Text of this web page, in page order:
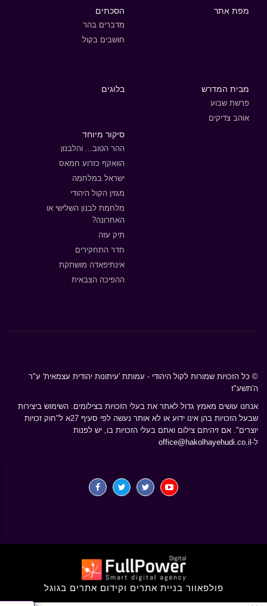
מפת אתר הסכתים
מדברים בהר
חושבים בקול
מבית המדרש
פרשת שבוע
אוהב צדיקים
בלוגים
סיקור מיוחד
ההר הטוב... והלבנון
הוואקף כזרוע חמאס
ישראל במלחמה
מגזין הקול היהודי
מלחמת לבנון השלישי או
האחרונה?
תיק עזה
חדר התחקירים
אינתיפאדה מושתקת
ההפיכה הצבאית
© כל הזכויות שמורות לקול היהודי - עמותת 'עיתונות יהודית עצמאית' ע"ר
ה'תשע"ז
אנחנו עושים מאמץ גדול לאתר את בעלי הזכויות בצילומים. השימוש ביצירות
שבעל הזכויות בהן אינו ידוע או לא אותר נעשה לפי סעיף 27א ל"חוק זכויות
יוצרים". אם זיהיתם צילום ואתם בעלי הזכויות בו, יש לפנות
ל- office@hakolhayehudi.co.il
פולפאוור בניית אתרים וקידום אתרים בגוגל